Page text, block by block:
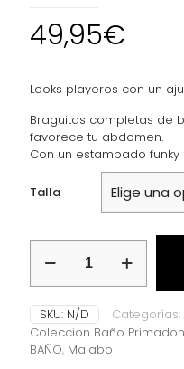
49,95€
Looks playeros con un
Braguitas completas de
favorece tu abdomen.
Con un estampado
Talla
Alta
Primadonna
Colección
Malabo
Ref:
SKU: N/D Categorías:
Coleccion Baño
BAÑO, Malabo